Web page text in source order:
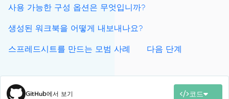
사용 가능한 구성 옵션은 무엇입니까?
생성된 워크북을 어떻게 내보내나요?
스프레드시트를 만드는 모범 사례 다음 단계
GitHub에서 보기 코드